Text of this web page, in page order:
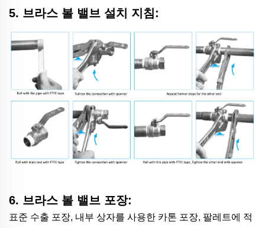
5. 브라스 볼 밸브 설치 지침:
6. 브라스 볼 밸브 포장:
표준 수출 포장, 내부 상자를 사용한 카톤 포장, 팔레트에 적